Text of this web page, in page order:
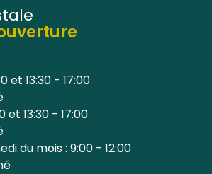
et 13:30 - 17:00
et 13:30 - 17:00
du mois : 9:00 - 12:00